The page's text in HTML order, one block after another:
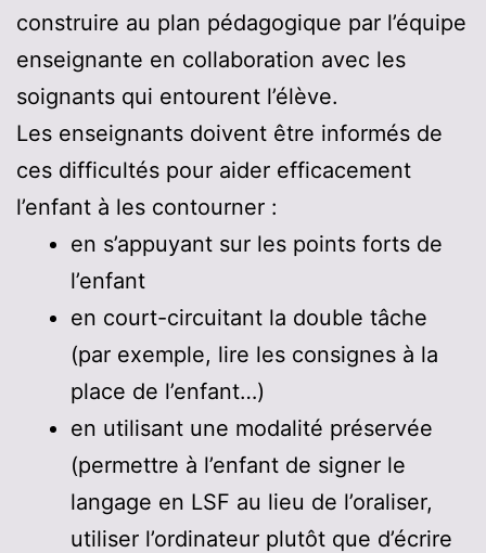
construire au plan pédagogique par l’équipe
enseignante en collaboration avec les
soignants qui entourent l’élève.
Les enseignants doivent être informés de
ces difficultés pour aider efficacement
l’enfant à les contourner :
en s’appuyant sur les points forts de
l’enfant
en court-circuitant la double tâche
(par exemple, lire les consignes à la
place de l’enfant…)
en utilisant une modalité préservée
(permettre à l’enfant de signer le
langage en LSF au lieu de l’oraliser,
utiliser l’ordinateur plutôt que d’écrire